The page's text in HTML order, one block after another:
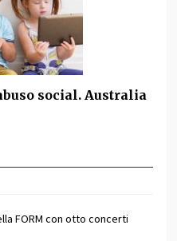
social. Australia
FORM con otto concerti